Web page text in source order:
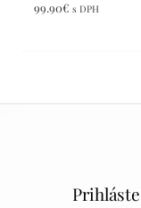
99.90€ s DPH